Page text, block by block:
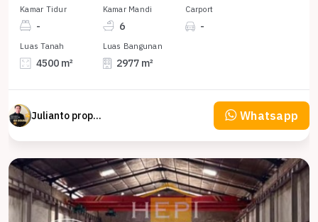
Kamar Tidur
-
Kamar Mandi
6
Carport
-
Luas Tanah
4500 m²
Luas Bangunan
2977 m²
Julianto property Julianto Whatsapp